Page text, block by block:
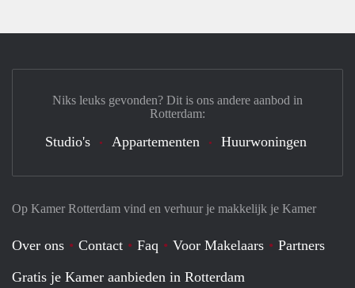
Op Kamer Rotterdam vind en verhuur je makkelijk je Kamer
Over ons Contact Faq Voor Makelaars
Partners
Gratis je Kamer aanbieden in Rotterdam
Niks leuks gevonden? Dit is ons andere aanbod in
Rotterdam:
Studio's Appartementen Huurwoningen